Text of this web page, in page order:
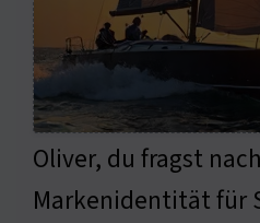
Oliver, du fragst
Markenidentität für